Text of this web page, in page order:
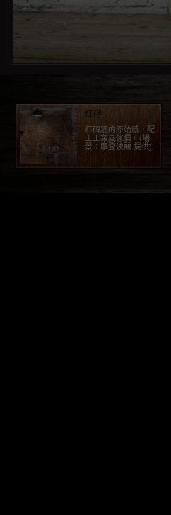
紅磚
紅磚牆的原始感，配
上工業風傢俱。(場
景：摩登波麗 提供)